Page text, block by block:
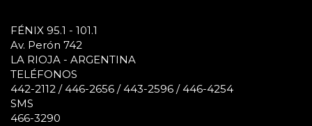
FÉNIX 95.1 - 101.1
Av. Perón 742
LA RIOJA - ARGENTINA
TELÉFONOS
442-2112 / 446-2656 / 443-2596 / 446-4254
SMS
466-3290